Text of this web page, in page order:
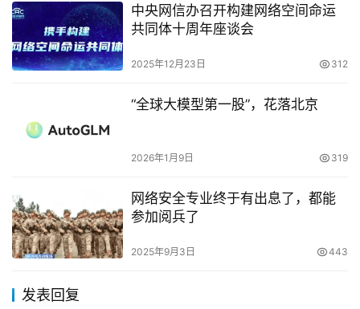
中央网信办召开构建网络空间命运
共同体十周年座谈会
2025年12月23日 312
“全球大模型第一股”，花落北京
2026年1月9日 319
网络安全专业终于有出息了，都能
参加阅兵了
2025年9月3日 443
发表回复